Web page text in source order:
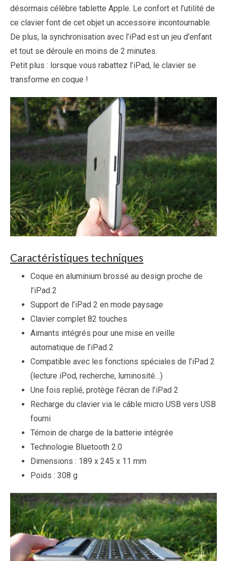
désormais célèbre tablette Apple. Le confort et l’utilité de
ce clavier font de cet objet un accessoire incontournable.
De plus, la synchronisation avec l’iPad est un jeu d’enfant
et tout se déroule en moins de 2 minutes.
Petit plus : lorsque vous rabattez l’iPad, le clavier se
transforme en coque !
Caractéristiques techniques
Coque en aluminium brossé au design proche de
l’iPad 2
Support de l’iPad 2 en mode paysage
Clavier complet 82 touches
Aimants intégrés pour une mise en veille
automatique de l’iPad 2
Compatible avec les fonctions spéciales de l’iPad 2
(lecture iPod, recherche, luminosité…)
Une fois replié, protège l’écran de l’iPad 2
Recharge du clavier via le câble micro USB vers USB
fourni
Témoin de charge de la batterie intégrée
Technologie Bluetooth 2.0
Dimensions : 189 x 245 x 11 mm
Poids : 308 g